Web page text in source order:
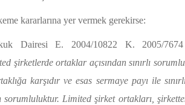
kararlarına yer vermek gerekirse:
Dairesi E. 2004/10822 K. 2005/
şirketlerde ortaklar açısından sınırlı
karşıdır ve esas sermaye payı ile
Limited şirket ortakları,